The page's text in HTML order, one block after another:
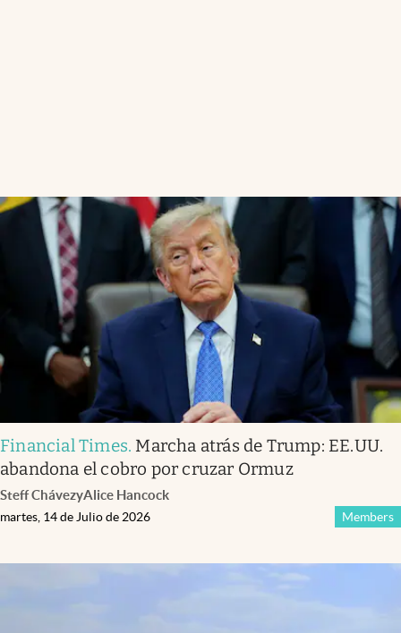
Financial Times. Marcha atrás de Trump: EE.UU.
abandona el cobro por cruzar Ormuz
Steff ChávezyAlice Hancock
Members
martes, 14 de Julio de 2026